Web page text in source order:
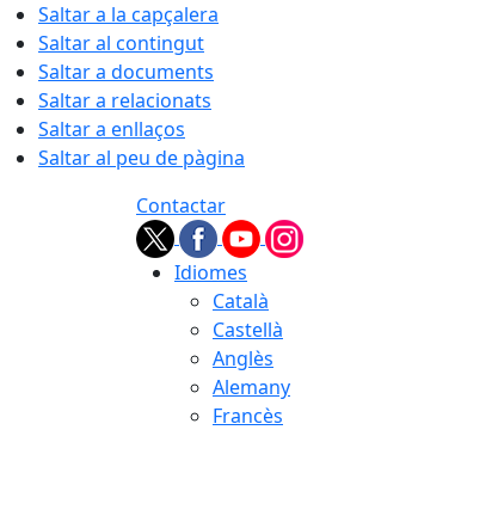
Saltar a la capçalera
Saltar al contingut
Saltar a documents
Saltar a relacionats
Saltar a enllaços
Saltar al peu de pàgina
Contactar
Idiomes
Català
Castellà
Anglès
Alemany
Francès